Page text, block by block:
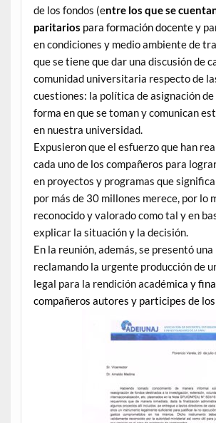
de los fondos (entre los que se
paritarios para formación docentey
en condiciones y medio ambiente de
que se tiene que dar una discusión de
comunidad universitaria respecto de
cuestiones: la política de asignación de
forma en que se toman y comunican
en nuestra universidad.
Expusieron que el esfuerzo que han
cada uno de los compañeros para
en proyectos y programas que
por más de 30 millones merece, por lo
reconocido y valorado como tal y en
explicar la situación y la decisión.
En la reunión, además, se presentó una
reclamando la urgente producción de
legal para la rendición académica y
compañeros autores y participes de